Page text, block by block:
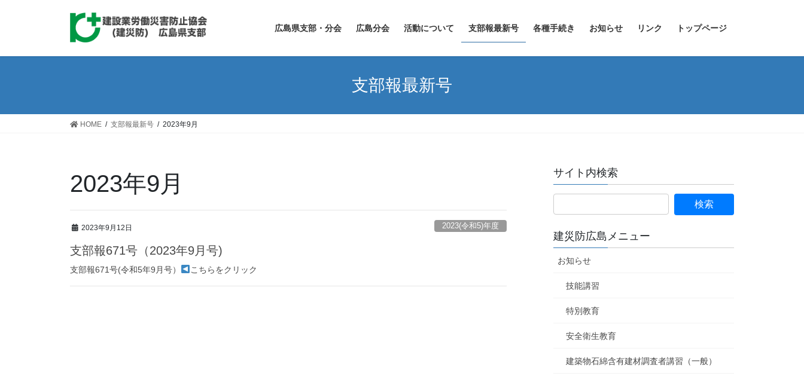
広島県支部・分会 広島分会 活動について 支部報最新号 各種手続き お知らせ リンク トップページ
支部報最新号
HOME 支部報最新号 2023年9月
2023年9月
2023年9月12日 2023(令和5)年度
支部報671号（2023年9月号)
支部報671号(令和5年9月号） こちらをクリック
サイト内検索
建災防広島メニュー
お知らせ
技能講習
特別教育
安全衛生教育
建築物石綿含有建材調査者講習（一般）